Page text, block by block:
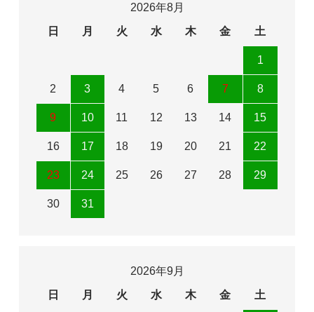
2026年8月
日
月 火 水 木 金 土
1
2 3 4 5 6 7 8
9 10 11 12 13 14 15
16 17 18 19 20 21 22
23 24 25 26 27 28 29
30 31
2026年9月
日
月 火 水 木 金 土